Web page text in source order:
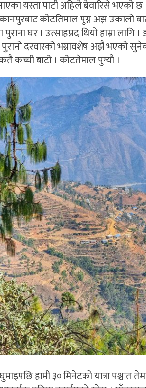
यस्ता पाटी अहिले बेवारिसे भएको छ
कोटतिमाल पुग्न अझ उकालो
घर । उत्साहप्रद थियो हाम्रा लागि
दरवारको भग्नावशेष अझै भएको
कच्ची बाटो । कोटतेमाल पुग्यौ ।
हामी ३० मिनेटको यात्रा पश्चात